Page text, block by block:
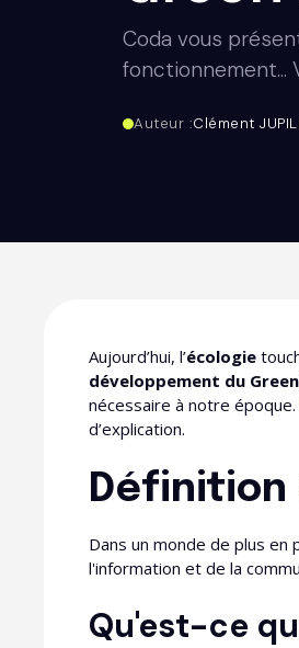
Coda vous
fonctionnement...
Auteur :Clément
Aujourd’hui, l’écologie
développement du
nécessaire à notre
d’explication.
Définition
Dans un monde de plus en
l'information et de la
Qu'est-ce